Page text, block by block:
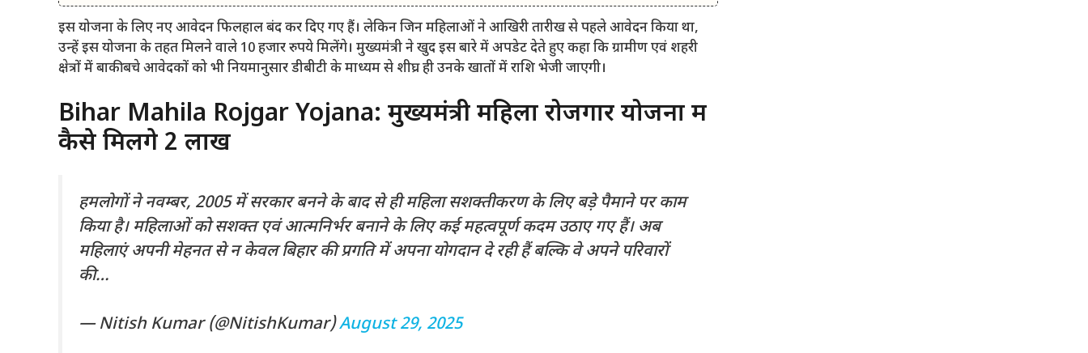
इस योजना के लिए नए आवेदन फिलहाल बंद कर दिए गए हैं। लेकिन जिन महिलाओं ने आखिरी तारीख से पहले आवेदन किया था,
उन्हें इस योजना के तहत मिलने वाले 10 हजार रुपये मिलेंगे। मुख्यमंत्री ने खुद इस बारे में अपडेट देते हुए कहा कि ग्रामीण एवं शहरी
क्षेत्रों में बाकी बचे आवेदकों को भी नियमानुसार डीबीटी के माध्यम से शीघ्र ही उनके खातों में राशि भेजी जाएगी।
Bihar Mahila Rojgar Yojana: मुख्यमंत्री महिला रोजगार योजना में
कैसे मिलेंगे 2 लाख
हमलोगों ने नवम्बर, 2005 में सरकार बनने के बाद से ही महिला सशक्तीकरण के लिए बड़े पैमाने पर काम
किया है। महिलाओं को सशक्त एवं आत्मनिर्भर बनाने के लिए कई महत्वपूर्ण कदम उठाए गए हैं। अब
महिलाएं अपनी मेहनत से न केवल बिहार की प्रगति में अपना योगदान दे रही हैं बल्कि वे अपने परिवारों
की…
— Nitish Kumar (@NitishKumar)August 29, 2025